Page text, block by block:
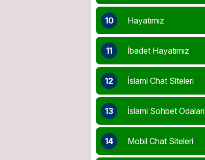
10 Hayatımız
11 İbadet Hayatımız
12 İslami Chat Siteleri
13 İslami Sohbet Odaları
14 Mobil Chat Siteleri